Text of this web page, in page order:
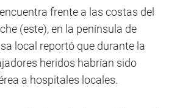
frente a las costas del
(este), en la península de
local reportó que durante la
heridos habrían sido
a hospitales locales.